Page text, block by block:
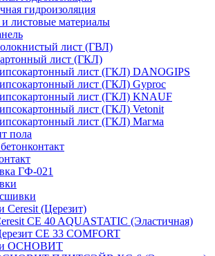
гидроизоляция
листовые материалы
лист (ГВЛ)
лист (ГКЛ)
лист (ГКЛ) DANOGIPS
лист (ГКЛ) Gyproc
лист (ГКЛ) KNAUF
лист (ГКЛ) Vetonit
лист (ГКЛ) Магма
пола
ГФ-021
Ceresit (Церезит)
CE 40 AQUASTATIC (Эластичная)
CE 33 COMFORT
ОСНОВИТ